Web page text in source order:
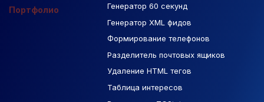
Портфолио
Генератор 60 секунд
Генератор XML фидов
Формирование телефонов
Разделитель почтовых ящиков
Удаление HTML тегов
Таблица интересов
База Яндекс Карты
РСЯ площадки